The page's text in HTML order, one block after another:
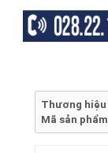
Thương hiệu
Mã sản phẩm